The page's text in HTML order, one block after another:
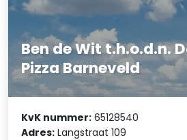
Ben de Wit t.h.o.d.n.
Pizza Barneveld
KvK nummer: 65128540
Adres: Langstraat 109